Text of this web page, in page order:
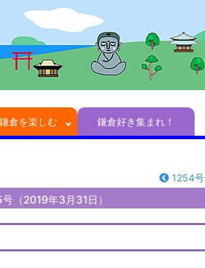
鎌倉を楽しむ 鎌倉好き集まれ！
1254号
（2019年3月31日）